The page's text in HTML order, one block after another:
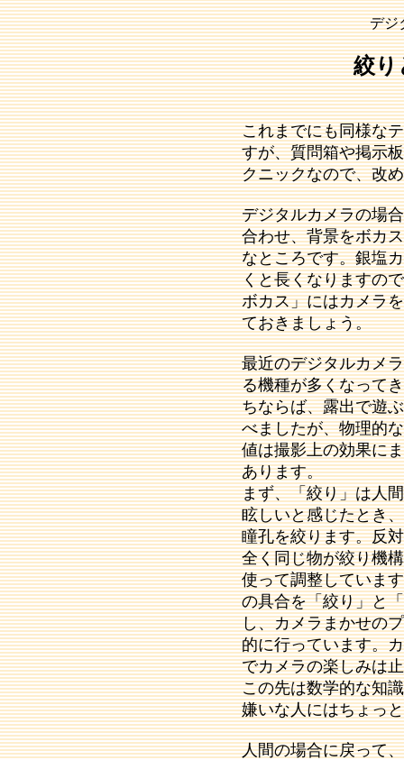
デジ
絞り
これまでにも同様な
すが、質問箱や掲示
クニックなので、改
デジタルカメラの場
合わせ、背景をボカ
なところです。銀塩
くと長くなりますの
ボカス」にはカメラ
ておきましょう。
最近のデジタルカメ
る機種が多くなって
ちならば、露出で遊
べましたが、物理的
値は撮影上の効果に
あります。
まず、「絞り」は人
眩しいと感じたとき
瞳孔を絞ります。反
全く同じ物が絞り機
使って調整していま
の具合を「絞り」と
し、カメラまかせの
的に行っています。
でカメラの楽しみは
この先は数学的な知
嫌いな人にはちょっ
人間の場合に戻って